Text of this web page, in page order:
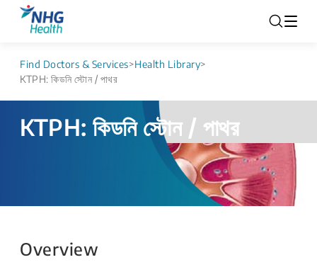
Find Doctors & Services>Health Library>
KTPH: কিডনি স্টোন / পাথর
KTPH: কিডনি স্টোন / পাথর
Overview